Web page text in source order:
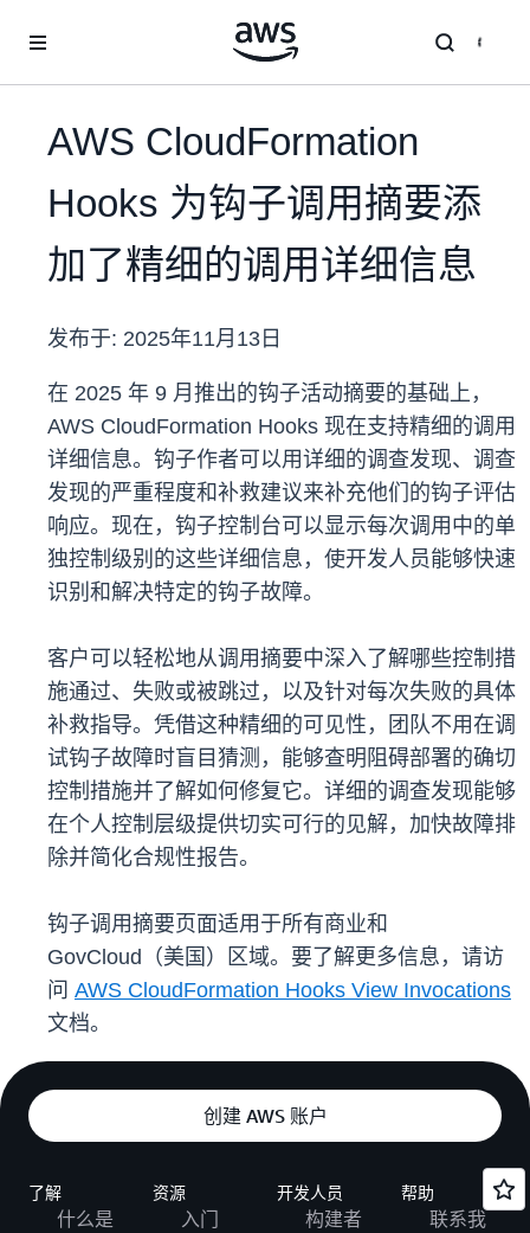
AWS CloudFormation
Hooks 为钩子调用摘要添
加了精细的调用详细信息
发布于: 2025年11月13日
在 2025 年 9 月推出的钩子活动摘要的基础上，
AWS CloudFormation Hooks 现在支持精细的调用
详细信息。钩子作者可以用详细的调查发现、调查
发现的严重程度和补救建议来补充他们的钩子评估
响应。现在，钩子控制台可以显示每次调用中的单
独控制级别的这些详细信息，使开发人员能够快速
识别和解决特定的钩子故障。
客户可以轻松地从调用摘要中深入了解哪些控制措
施通过、失败或被跳过，以及针对每次失败的具体
补救指导。凭借这种精细的可见性，团队不用在调
试钩子故障时盲目猜测，能够查明阻碍部署的确切
控制措施并了解如何修复它。详细的调查发现能够
在个人控制层级提供切实可行的见解，加快故障排
除并简化合规性报告。
钩子调用摘要页面适用于所有商业和
GovCloud（美国）区域。要了解更多信息，请访
问 AWS CloudFormation Hooks View Invocations
文档。
创建 AWS 账户
了解
什么是
资源
入门
开发人员
构建者
帮助
联系我